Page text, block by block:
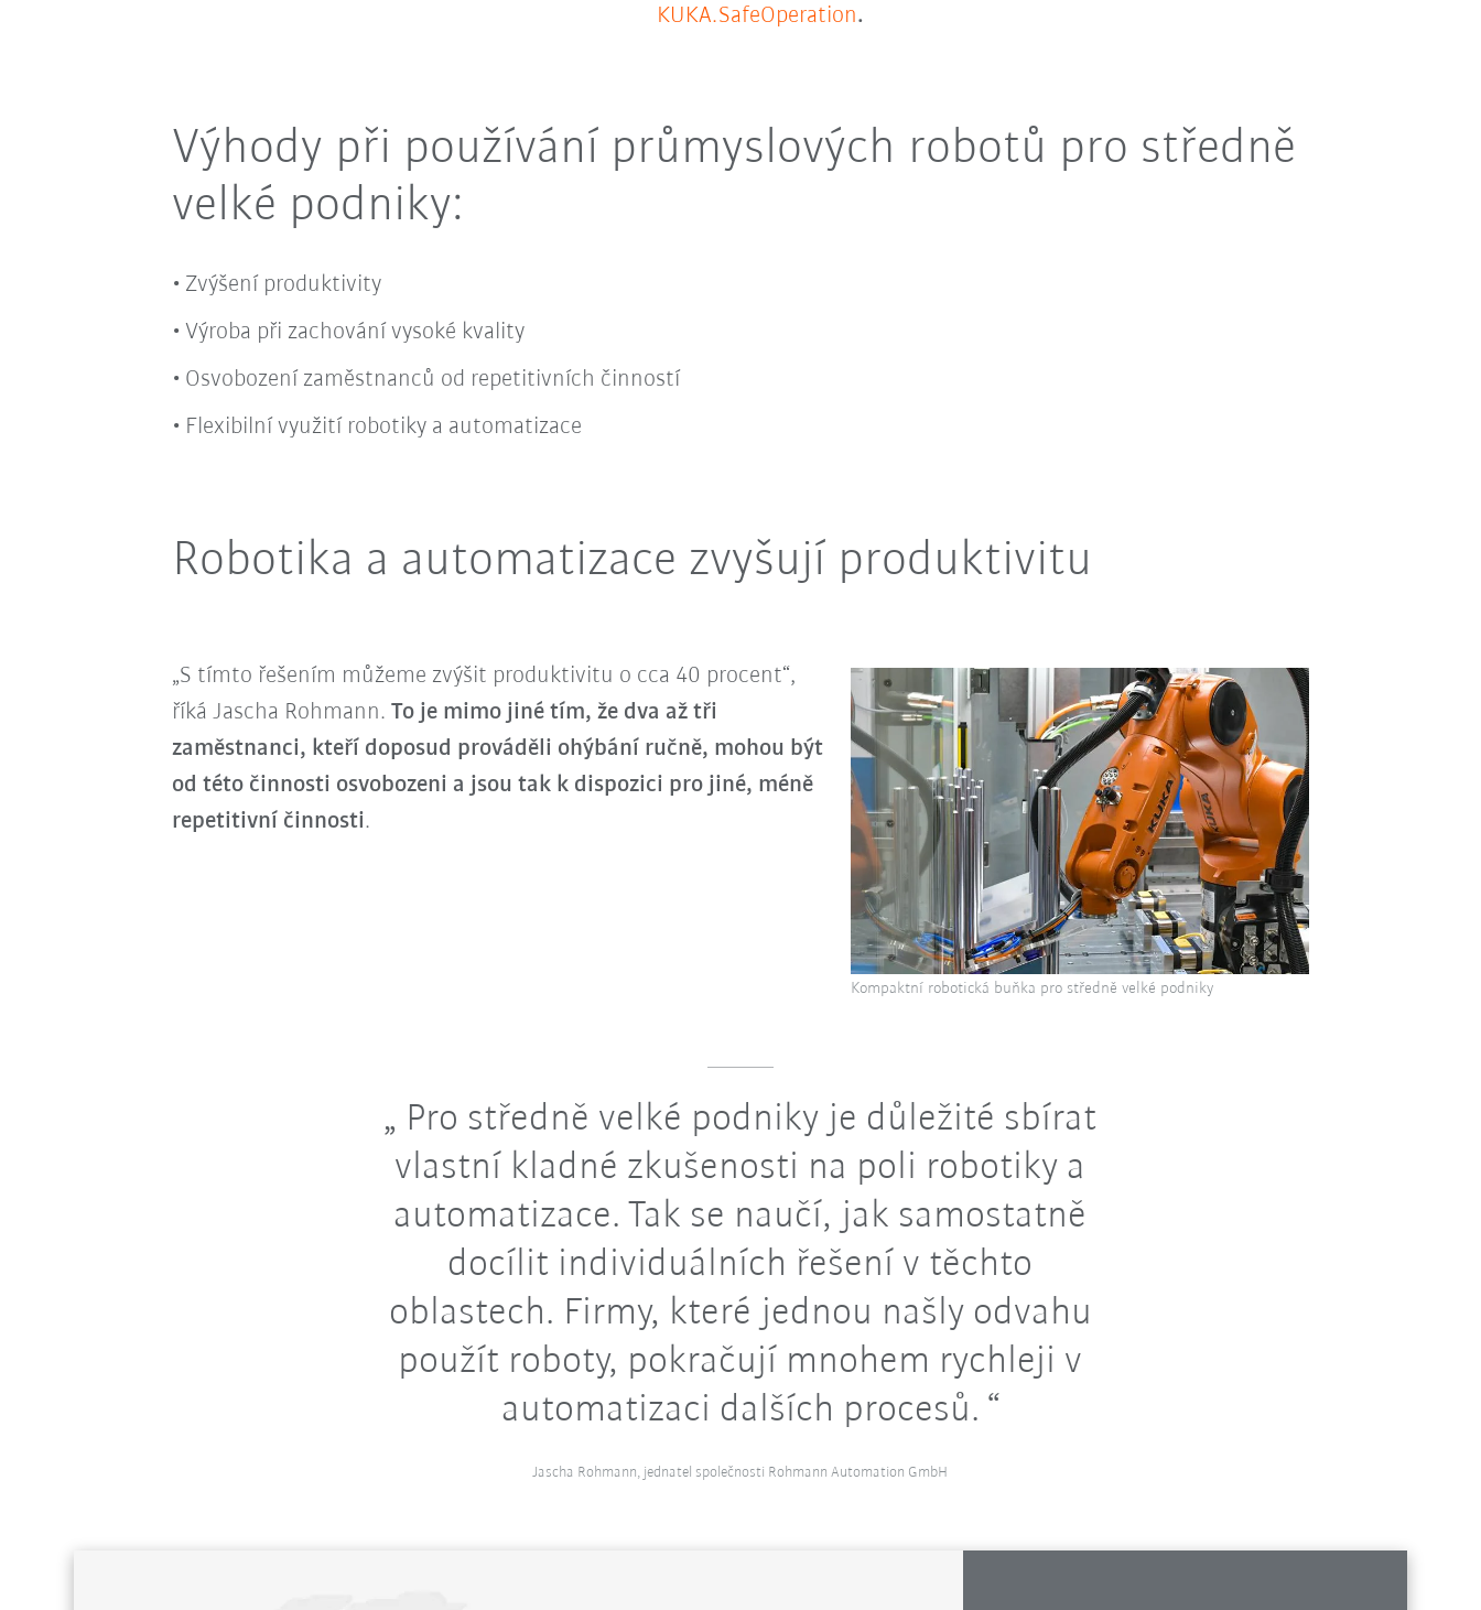
KUKA.SafeOperation.
Výhody při používání průmyslových robotů pro středně
velké podniky:
Zvýšení produktivity
Výroba při zachování vysoké kvality
Osvobození zaměstnanců od repetitivních činností
Flexibilní využití robotiky a automatizace
Robotika a automatizace zvyšují produktivitu
„S tímto řešením můžeme zvýšit produktivitu o cca 40 procent“,
říká Jascha Rohmann. To je mimo jiné tím, že dva až tři
zaměstnanci, kteří doposud prováděli ohýbání ručně, mohou být
od této činnosti osvobozeni a jsou tak k dispozici pro jiné, méně
repetitivní činnosti.
Kompaktní robotická buňka pro středně velké podniky
Pro středně velké podniky je důležité sbírat
vlastní kladné zkušenosti na poli robotiky a
automatizace. Tak se naučí, jak samostatně
docílit individuálních řešení v těchto
oblastech. Firmy, které jednou našly odvahu
použít roboty, pokračují mnohem rychleji v
automatizaci dalších procesů.
Jascha Rohmann, jednatel společnosti Rohmann Automation GmbH